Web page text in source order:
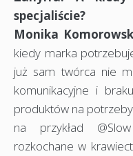
specjaliście?
Monika
kiedy marka
już sam twórca nie
komunikacyjne i
produktów na
na przykład
rozkochane w